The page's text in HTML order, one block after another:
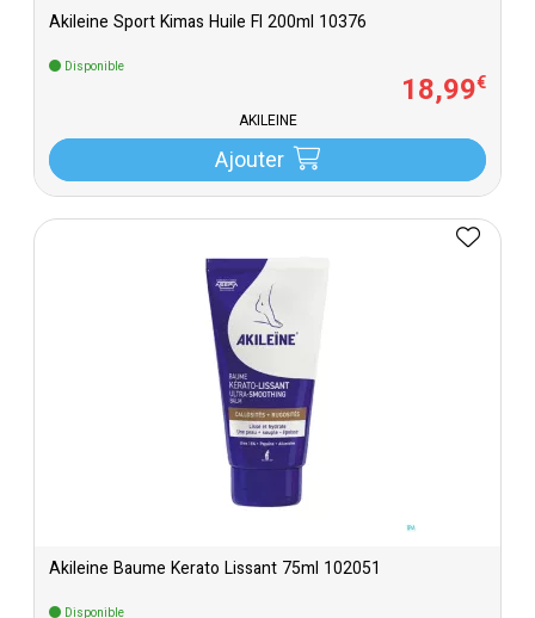
Akileine Sport Kimas Huile Fl 200ml 10376
Disponible
18,99€
AKILEINE
Ajouter
Akileine Baume Kerato Lissant 75ml 102051
Disponible